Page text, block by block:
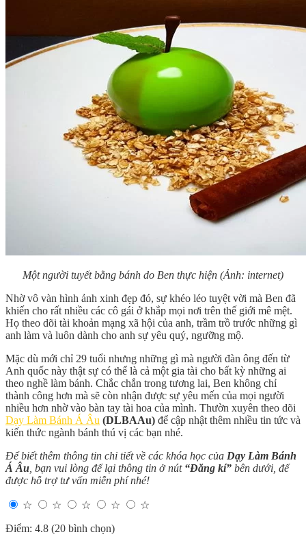
Một người tuyết bằng bánh do Ben thực hiện (Ảnh: internet)
Nhờ vô vàn hình ảnh xinh đẹp đó, sự khéo léo tuyệt vời mà Ben đã
khiến cho rất nhiều các cô gái ở khắp mọi nơi trên thế giới mê mệt.
Họ theo dõi tài khoản mạng xã hội của anh, trầm trồ trước những gì
anh làm và luôn dành cho anh sự yêu quý, ngưỡng mộ.
Mặc dù mới chỉ 29 tuổi nhưng những gì mà người đàn ông đến từ
Anh quốc này thật sự có thể là cả một gia tài cho bất kỳ những ai
theo nghề làm bánh. Chắc chắn trong tương lai, Ben không chỉ
thành công hơn mà sẽ còn nhận được sự yêu mến của mọi người
nhiều hơn nhờ vào bàn tay tài hoa của mình. Thườn xuyên theo dõi
Dạy Làm Bánh Á Âu (DLBAAu) để cập nhật thêm nhiều tin tức và
kiến thức ngành bánh thú vị các bạn nhé.
Để biết thêm thông tin chi tiết về các khóa học của Dạy Làm Bánh
Á Âu, bạn vui lòng để lại thông tin ở nút “Đăng kí” bên dưới, để
được hỗ trợ tư vấn miễn phí nhé!
☆ ☆ ☆ ☆
☆
Điểm: 4.8 (20 bình chọn)